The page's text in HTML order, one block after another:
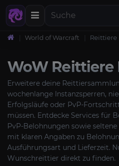
World of Warcraft Reittiere
WoW Reittiere
Erweitere deine
wochenlange Instanzsperren,
Erfolgsläufe oder PvP-
müssen. Entdecke Services für
PvP-Belohnungen sowie
mit klaren Angaben zu
Ausführungsart und Lieferzeit.
Wunschreittier direkt zu finden.